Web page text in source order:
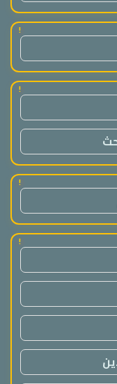
!
!
!
!